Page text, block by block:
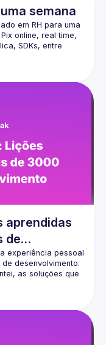
de ideias, dúvidas,
de recursos,
entre os
do
e Node.js,
de
recurso para
da
semana
em RH para uma
online, real time,
SDKs, entre
aprendidas
de
experiência pessoal
desenvolvimento.
as soluções que
ao longo do